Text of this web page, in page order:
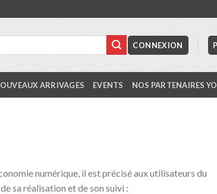
CONNEXION
ARRIVAGES EVENTS NOS PARTENAIRES
numérique, il est précisé aux utilisateurs du
sa réalisation et de son suivi :